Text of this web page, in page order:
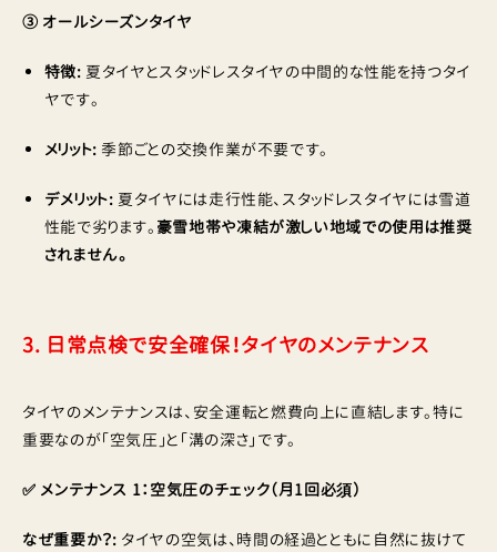
③ オールシーズンタイヤ
特徴: 夏タイヤとスタッドレスタイヤの中間的な性能を持つタイ
ヤです。
メリット: 季節ごとの交換作業が不要です。
デメリット: 夏タイヤには走行性能、スタッドレスタイヤには雪道
性能で劣ります。 豪雪地帯や凍結が激しい地域での使用は推奨
されません。
3. 日常点検で安全確保！タイヤのメンテナンス
タイヤのメンテナンスは、安全運転と燃費向上に直結します。特に
重要なのが「空気圧」と「溝の深さ」です。
✅ メンテナンス 1：空気圧のチェック（月1回必須）
なぜ重要か？: タイヤの空気は、時間の経過とともに自然に抜けて